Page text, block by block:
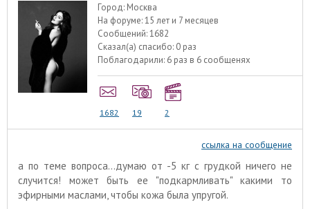
Город: Москва
На форуме:15 лет и 7 месяцев
Сообщений:1682
Сказал(а) спасибо: 0 раз
Поблагодарили: 6 раз в 6 сообщенях
1682 19 2
ссылка на сообщение
а по теме вопроса...думаю от -5 кг с грудкой ничего не
случится! может быть ее "подкармливать" какими то
эфирными маслами, чтобы кожа была упругой.